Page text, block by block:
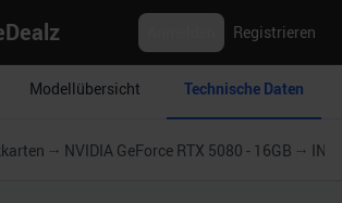
Registrieren
Modellübersicht Technische Daten
NVIDIA GeForce RTX 5080 - 16GB